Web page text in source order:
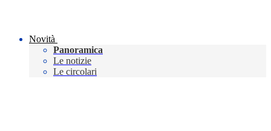
Novità
Panoramica
Le notizie
Le circolari